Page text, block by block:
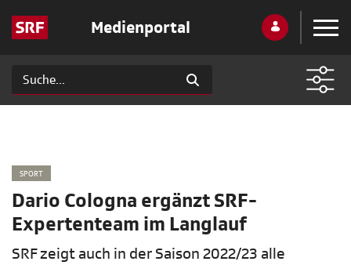
Medienportal
SPORT
Dario Cologna ergänzt SRF-
Expertenteam im Langlauf
SRF zeigt auch in der Saison 2022/23 alle